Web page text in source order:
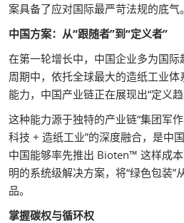
案具备了应对国际最严苛法规的底气。
中国方案：从“跟随者”到“定义者”
在第一轮增长中，中国企业多为国
周期中，依托全球最大的造纸工业
能力，中国产业链正在展现出“定义趋
这种能力源于独特的产业链“集团军
科技 + 造纸工业”的深度融合，是中
中国能够率先推出 Bioten™ 这样成
明的系统级解决方案，将“绿色包装”
品。
掌握碳权与循环权